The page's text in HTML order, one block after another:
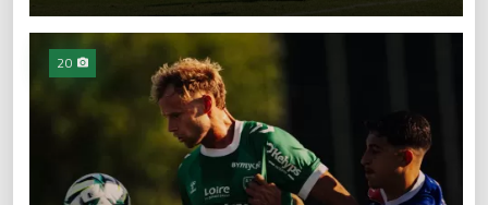
20